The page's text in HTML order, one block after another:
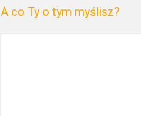
A co Ty o tym myślisz?